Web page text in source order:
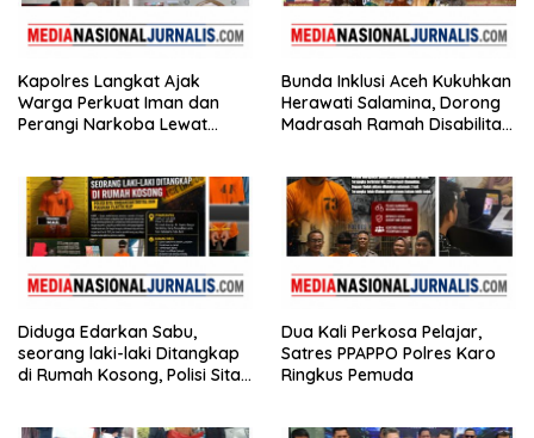
Kapolres Langkat Ajak
Warga Perkuat Iman dan
Perangi Narkoba Lewat
Bunda Inklusi Aceh Kukuhkan
Herawati Salamina, Dorong
Madrasah Ramah Disabilitas
Diduga Edarkan Sabu,
seorang laki-laki Ditangkap
di Rumah Kosong, Polisi Sita
Dua Kali Perkosa Pelajar,
Satres PPAPPO Polres Karo
Ringkus Pemuda